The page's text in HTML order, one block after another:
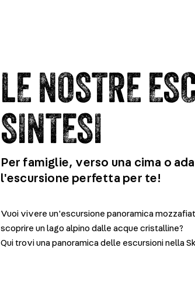
LE NOSTRE
SINTESI
Per famiglie, verso una cima o
l'escursione perfetta per te!
Vuoi vivere un'escursione panoramica
scoprire un lago alpino dalle acque cristalline?
Qui trovi una panoramica delle escursioni nella